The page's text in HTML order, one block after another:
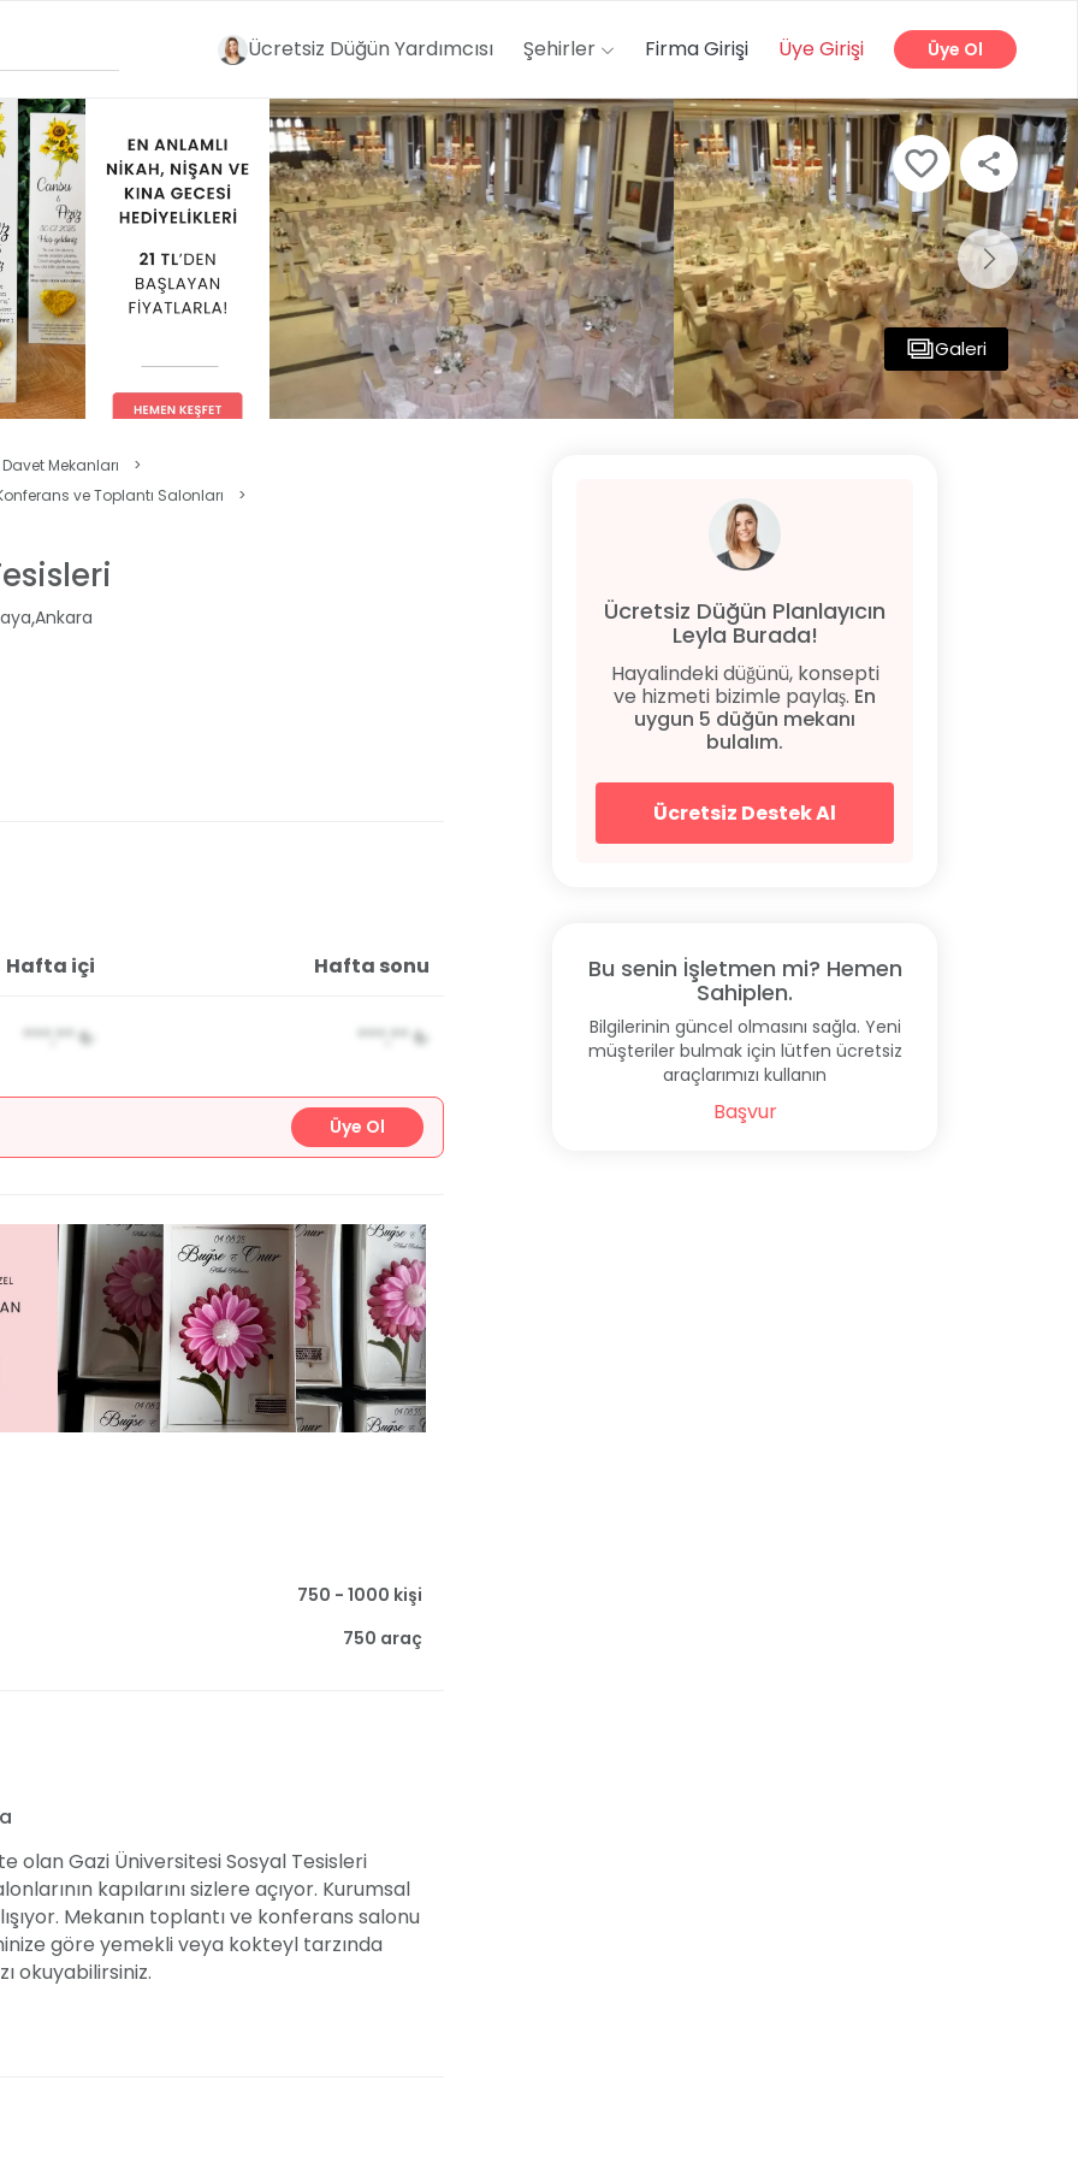
Ücretsiz Düğün Yardımcısı Şehirler Firma Girişi Üye Girişi Üye Ol
Galeri
Mekanları
>
ve Toplantı Salonları
>
,Ankara
Hafta içi Hafta sonu
***,** ₺ ***,** ₺
Üye Ol
750 - 1000 kişi
750 araç
olan Gazi Üniversitesi Sosyal Tesisleri
kapılarını sizlere açıyor. Kurumsal
Mekanın toplantı ve konferans salonu
göre yemekli veya kokteyl tarzında
okuyabilirsiniz.
Ücretsiz Düğün Planlayıcın
Leyla Burada!
Hayalindeki düğünü, konsepti
ve hizmeti bizimle paylaş. En
uygun 5 düğün mekanı
bulalım.
Ücretsiz Destek Al
Bu senin İşletmen mi? Hemen
Sahiplen.
Bilgilerinin güncel olmasını sağla. Yeni
müşteriler bulmak için lütfen ücretsiz
araçlarımızı kullanın
Başvur